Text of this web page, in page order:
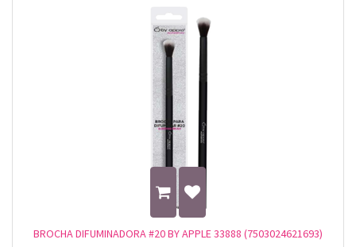
BROCHA DIFUMINADORA #20 BY APPLE 33888 (7503024621693)